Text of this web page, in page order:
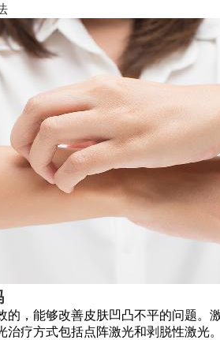
的，能够改善皮肤凹凸不平的问题。
治疗方式包括点阵激光和剥脱性激